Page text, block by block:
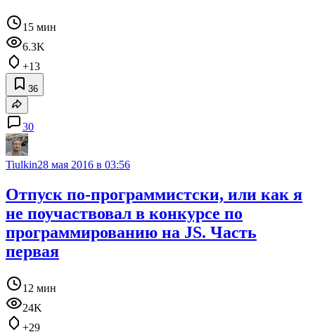
15 мин
6.3K
+13
36
30
Tiulkin28 мая 2016 в 03:56
Отпуск по-программистски, или как я
не поучаствовал в конкурсе по
программированию на JS. Часть
первая
12 мин
24K
+29